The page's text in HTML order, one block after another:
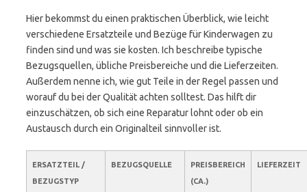
Hier bekommst du einen praktischen Überblick, wie leicht
verschiedene Ersatzteile und Bezüge für Kinderwagen zu
finden sind und was sie kosten. Ich beschreibe typische
Bezugsquellen, übliche Preisbereiche und die Lieferzeiten.
Außerdem nenne ich, wie gut Teile in der Regel passen und
worauf du bei der Qualität achten solltest. Das hilft dir
einzuschätzen, ob sich eine Reparatur lohnt oder ob ein
Austausch durch ein Originalteil sinnvoller ist.
ERSATZTEIL /
BEZUGSTYP
BEZUGSQUELLE
PREISBEREICH
(CA.)
LIEFERZEIT